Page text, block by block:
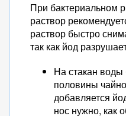
При бактериальном
раствор
раствор быстро
так как йод
На стакан воды
половины
добавляется
нос нужно, как